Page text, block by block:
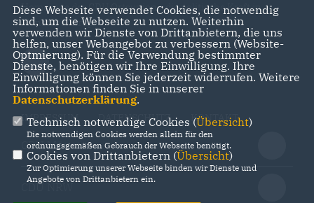
Homepage der CDU Ortsunion - die politische Kraft in
Münster Hiltrup
IMPRESSUM DATENSCHUTZ KONTAKT
CDU Münster
CDU NRW
Diese Webseite verwendet Cookies, die notwendig
sind, um die Webseite zu nutzen. Weiterhin
verwenden wir Dienste von Drittanbietern, die uns
helfen, unser Webangebot zu verbessern (Website-
Optmierung). Für die Verwendung bestimmter
Dienste, benötigen wir Ihre Einwilligung. Ihre
Einwilligung können Sie jederzeit widerrufen. Weitere
Informationen finden Sie in unserer
Datenschutzerklärung.
Technisch notwendige Cookies (Übersicht)
Die notwendigen Cookies werden allein für den
ordnungsgemäßen Gebrauch der Webseite benötigt.
Cookies von Drittanbietern (Übersicht)
Zur Optimierung unserer Webseite binden wir Dienste und
Angebote von Drittanbietern ein.